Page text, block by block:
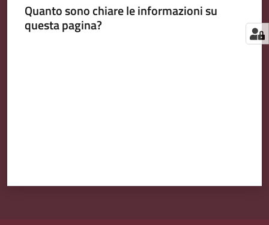
Quanto sono chiare le informazioni su
questa pagina?